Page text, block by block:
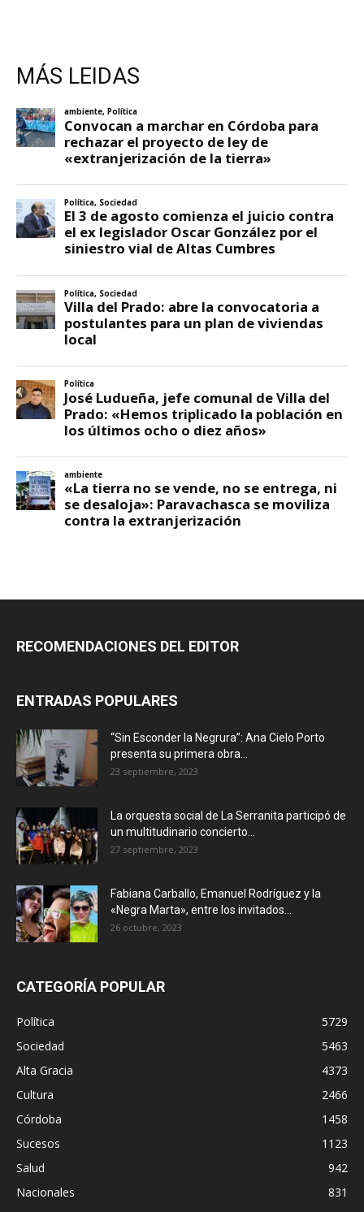
MÁS LEIDAS
RECOMENDACIONES DEL EDITOR
ENTRADAS POPULARES
“Sin Esconder la Negrura”: Ana Cielo Porto
presenta su primera obra...
23 septiembre, 2023
La orquesta social de La Serranita participó de
un multitudinario concierto...
27 septiembre, 2023
Fabiana Carballo, Emanuel Rodríguez y la
«Negra Marta», entre los invitados...
26 octubre, 2023
CATEGORÍA POPULAR
Política
5729
Sociedad
5463
Alta Gracia
4373
Cultura
2466
Córdoba
1458
Sucesos
1123
Salud
942
Nacionales
831